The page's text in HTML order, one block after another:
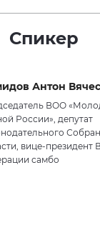
Спикер
Антон
ВОО
России», депутат
вице-президент
самбо